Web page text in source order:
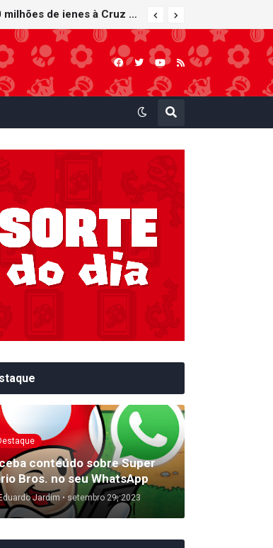
Nintendo oferece reparos gratuitos às vítimas do terremoto de Kumamoto e doa 50 milhões de ienes à Cruz Vermelha
conteúdo sobre Super
Bros. no seu WhatsApp
Eduardo Jardim • setembro 29, 2023